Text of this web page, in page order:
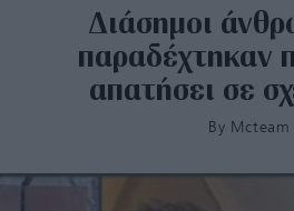
Διάσημοι
παραδέχτηκαν
απατήσει σε
By Mcteam